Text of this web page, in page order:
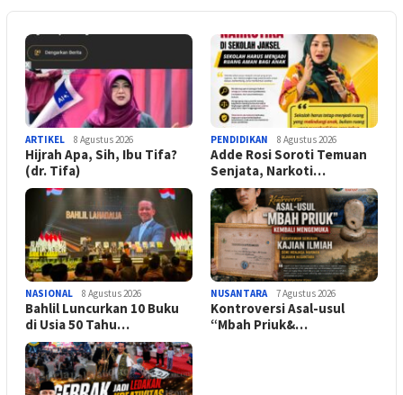
ARTIKEL 8 Agustus 2026
Hijrah Apa, Sih, Ibu Tifa?
(dr. Tifa)
PENDIDIKAN 8 Agustus 2026
Adde Rosi Soroti Temuan
Senjata, Narkoti…
NASIONAL 8 Agustus 2026
Bahlil Luncurkan 10 Buku
di Usia 50 Tahu…
NUSANTARA 7 Agustus 2026
Kontroversi Asal-usul
“Mbah Priuk&…